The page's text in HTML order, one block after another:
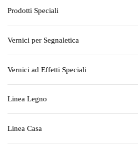
Prodotti Speciali
Vernici per Segnaletica
Vernici ad Effetti Speciali
Linea Legno
Linea Casa